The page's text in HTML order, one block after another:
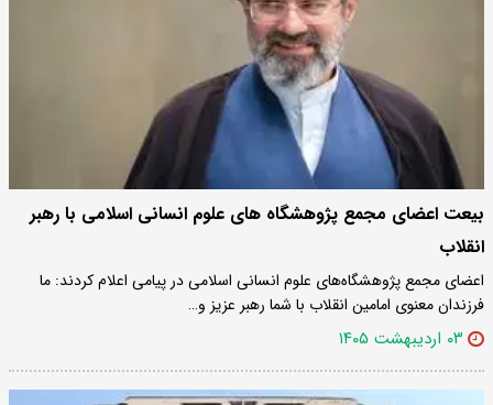
بیعت اعضای مجمع پژوهشگاه های علوم انسانی اسلامی با رهبر
انقلاب
اعضای مجمع پژوهشگاه‌های علوم انسانی اسلامی در پیامی اعلام کردند: ما
فرزندان معنوی امامین انقلاب با شما رهبر عزیز و…
۰۳ اردیبهشت ۱۴۰۵